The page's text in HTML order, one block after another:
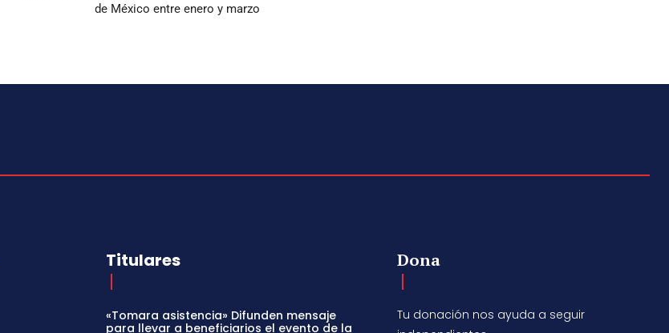
de México entre enero y marzo
Titulares
«Tomara asistencia» Difunden mensaje
para llevar a beneficiarios el evento de la
Dona
Tu donación nos ayuda a seguir